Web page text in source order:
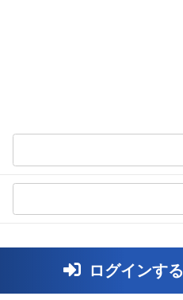
ログインする